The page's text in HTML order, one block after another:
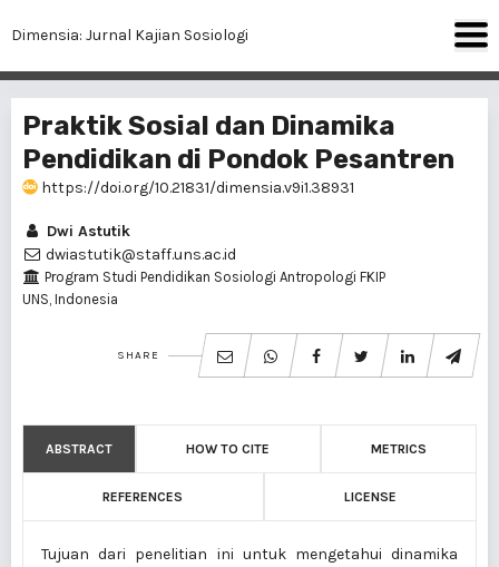
Dimensia: Jurnal Kajian Sosiologi
Praktik Sosial dan Dinamika
Pendidikan di Pondok Pesantren
https://doi.org/10.21831/dimensia.v9i1.38931
Dwi Astutik
dwiastutik@staff.uns.ac.id
Program Studi Pendidikan Sosiologi Antropologi FKIP
UNS, Indonesia
SHARE
ABSTRACT HOW TO CITE METRICS
REFERENCES LICENSE
Tujuan dari penelitian ini untuk mengetahui dinamika